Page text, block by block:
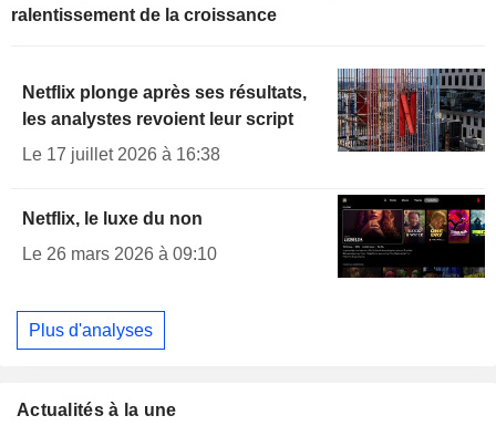
ralentissement de la croissance
Netflix plonge après ses résultats,
les analystes revoient leur script
Le 17 juillet 2026 à 16:38
Netflix, le luxe du non
Le 26 mars 2026 à 09:10
Plus d'analyses
Actualités à la une